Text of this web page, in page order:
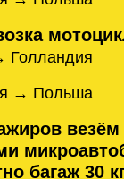
→ Польша
багаж 30